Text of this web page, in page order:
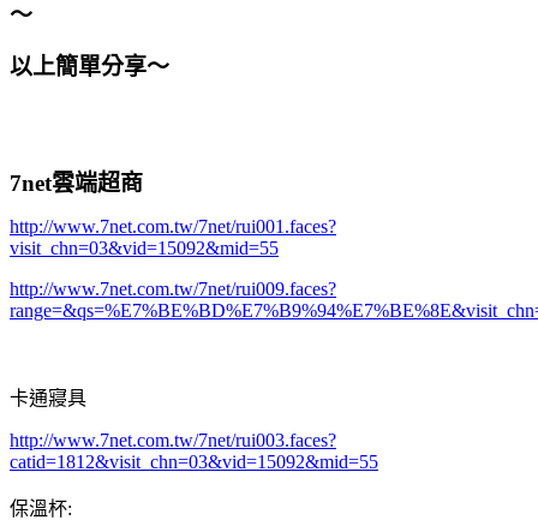
～
以上簡單分享～
7net雲端超商
http://www.7net.com.tw/7net/rui001.faces?
visit_chn=03&vid=15092&mid=55
http://www.7net.com.tw/7net/rui009.faces?
卡通寢具
http://www.7net.com.tw/7net/rui003.faces?
catid=1812&visit_chn=03&vid=15092&mid=55
保溫杯: